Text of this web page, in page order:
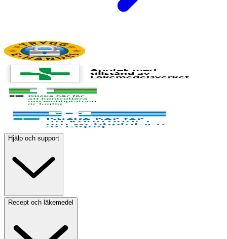
Hjälp och support
Recept och läkemedel